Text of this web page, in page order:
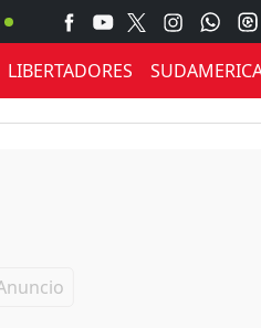
LIBERTADORES